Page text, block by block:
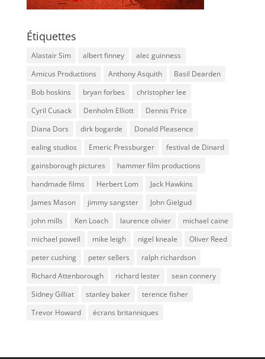
Étiquettes
Alastair Sim albert finney
alec guinness
Amicus Productions
Anthony Asquith
Basil Dearden
Bob hoskins
bryan forbes
christopher lee
Cyril Cusack
Denholm Elliott
Dennis Price
Diana Dors
dirk bogarde
Donald Pleasence
ealing studios
Emeric Pressburger
festival de Dinard
gainsborough pictures
hammer film productions
handmade films
Herbert Lom
Jack Hawkins
James Mason
jimmy sangster
John Gielgud
john mills
Ken Loach laurence olivier
michael caine
michael powell
mike leigh nigel kneale
Oliver Reed
peter cushing
peter sellers
ralph richardson
Richard Attenborough
richard lester
sean connery
Sidney Gilliat
stanley baker
terence fisher
Trevor Howard
écrans britanniques